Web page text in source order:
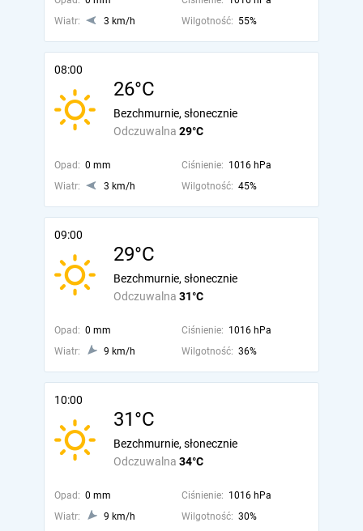
Wiatr:
3 km/h Wilgotność: 55%
08:00
26°C
Odczuwalna 29°C
Bezchmurnie, słonecznie
Opad: 0 mm Ciśnienie: 1016 hPa
Wiatr:
3 km/h Wilgotność: 45%
09:00
29°C
Odczuwalna 31°C
Bezchmurnie, słonecznie
Opad: 0 mm Ciśnienie: 1016 hPa
Wiatr:
9 km/h Wilgotność: 36%
10:00
31°C
Odczuwalna 34°C
Bezchmurnie, słonecznie
Opad: 0 mm Ciśnienie: 1016 hPa
Wiatr:
9 km/h Wilgotność: 30%